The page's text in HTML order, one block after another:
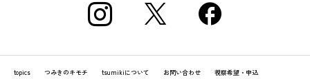
topics つみきのキモチ tsumikiについて お問い合わせ 視察希望・申込